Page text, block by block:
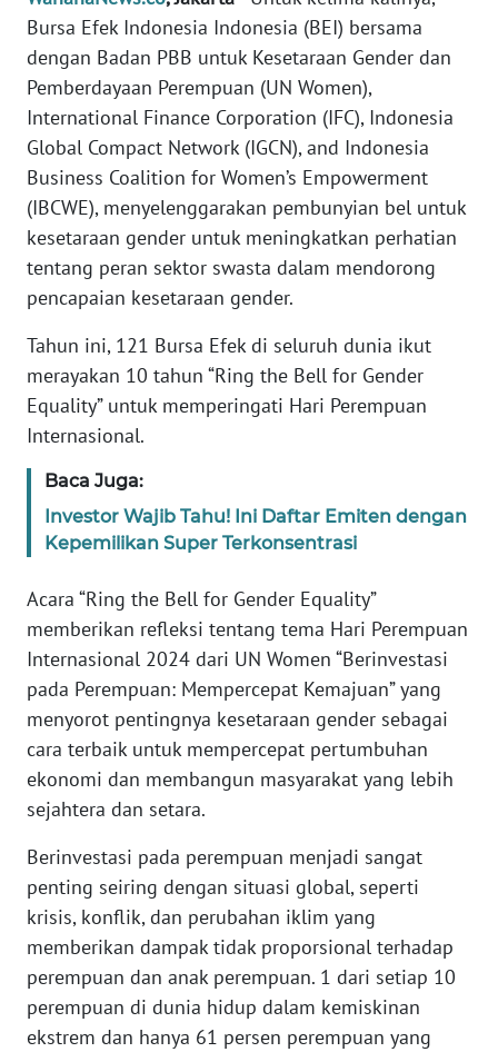
Bursa Efek Indonesia Indonesia (BEI) bersama
dengan Badan PBB untuk Kesetaraan Gender dan
Pemberdayaan Perempuan (UN Women),
International Finance Corporation (IFC), Indonesia
Global Compact Network (IGCN), and Indonesia
Business Coalition for Women’s Empowerment
(IBCWE), menyelenggarakan pembunyian bel untuk
kesetaraan gender untuk meningkatkan perhatian
tentang peran sektor swasta dalam mendorong
pencapaian kesetaraan gender.
Tahun ini, 121 Bursa Efek di seluruh dunia ikut
merayakan 10 tahun “Ring the Bell for Gender
Equality” untuk memperingati Hari Perempuan
Internasional.
Baca Juga:
Investor Wajib Tahu! Ini Daftar Emiten dengan
Kepemilikan Super Terkonsentrasi
Acara “Ring the Bell for Gender Equality”
memberikan refleksi tentang tema Hari Perempuan
Internasional 2024 dari UN Women “Berinvestasi
pada Perempuan: Mempercepat Kemajuan” yang
menyorot pentingnya kesetaraan gender sebagai
cara terbaik untuk mempercepat pertumbuhan
ekonomi dan membangun masyarakat yang lebih
sejahtera dan setara.
Berinvestasi pada perempuan menjadi sangat
penting seiring dengan situasi global, seperti
krisis, konflik, dan perubahan iklim yang
memberikan dampak tidak proporsional terhadap
perempuan dan anak perempuan. 1 dari setiap 10
perempuan di dunia hidup dalam kemiskinan
ekstrem dan hanya 61 persen perempuan yang
Informasi
INDEKS
BERITA
KONTAK
INFO
IKLAN
TENTANG
PEDOMAN
MEDIA
SIBER
REDAKSI
KARIR
DISCLAIMER
Wahana
News
SUMUT
WN
WN
JABAR
WN
BANTEN